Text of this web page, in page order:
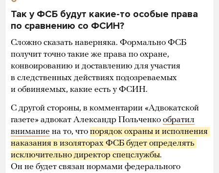
Так у ФСБ будут какие-то особые права
по сравнению со ФСИН?
Сложно сказать наверняка. Формально ФСБ
получит точно такие же права по охране,
конвоированию и доставлению для участия
в следственных действиях подозреваемых
и обвиняемых, какие есть у ФСИН.
С другой стороны, в комментарии «Адвокатской
газете» адвокат Александр Польченко обратил
внимание на то, что порядок охраны и исполнения
наказания в изоляторах ФСБ будет определять
исключительно директор спецслужбы.
Он не будет связан нормами федерального